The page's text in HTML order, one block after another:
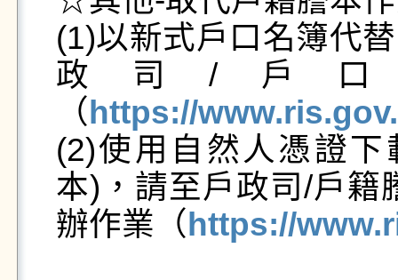
(1)以新式戶口名簿代
政司/戶口
（ https://
(2)使用自然人憑證
本)，請至戶政司/戶籍
辦作業（ https://